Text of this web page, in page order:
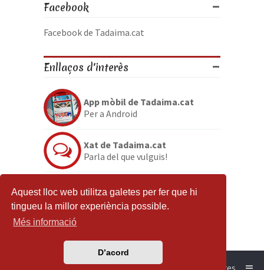
Aquest lloc web utilitza galetes per fer que hi
tingueu la millor experiència possible.
Més informació
D’acord
Facebook
Facebook de Tadaima.cat
Enllaços d'interès
App mòbil de Tadaima.cat
Per a Android
Xat de Tadaima.cat
Parla del que vulguis!
Discord de Tadaima.cat
Per si no en tenies prou
Tadaima.cat Contacta amb nosaltres